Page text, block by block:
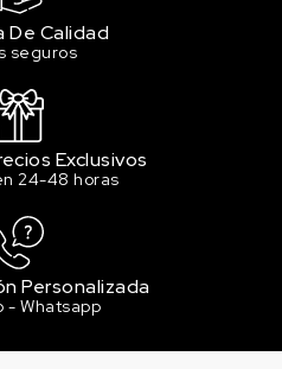
De Calidad
seguros
Exclusivos
24-48 horas
Personalizada
- Whatsapp